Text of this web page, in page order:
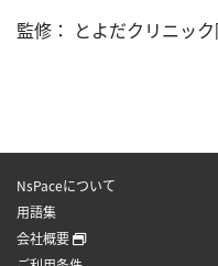
監修： とよだクリニッ
NsPaceについて
用語集
会社概要